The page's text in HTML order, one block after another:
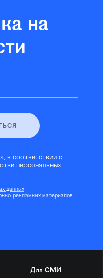
на
в соответствии с
персональных
данных
рекламных материалов
Для СМИ